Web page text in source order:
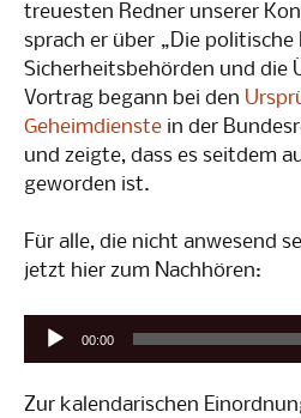
treuesten Redner unserer
sprach er über „Die politische
Sicherheitsbehörden und die
Vortrag begann bei den
Geheimdienste in der
und zeigte, dass es seitdem
geworden ist.
Für alle, die nicht anwesend
jetzt hier zum Nachhören:
Audio-
00:00
Zur kalendarischen